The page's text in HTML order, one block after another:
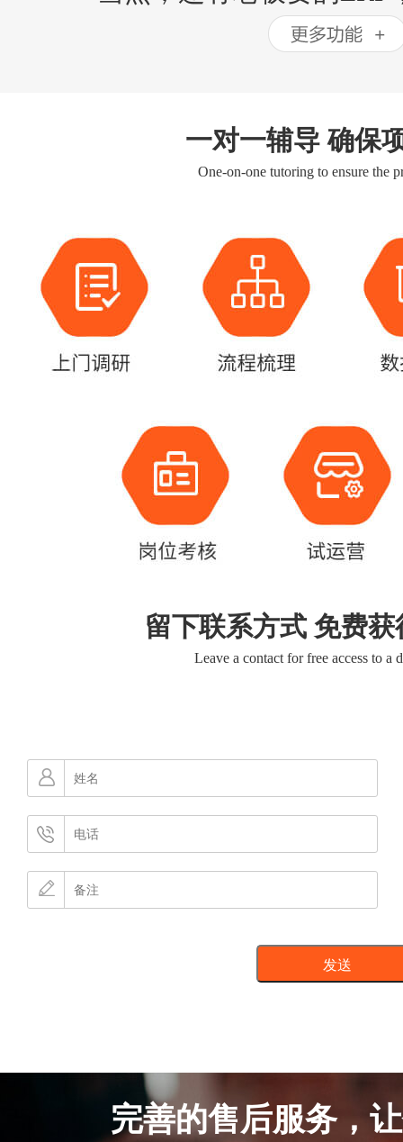
一对一辅导 确保
One-on-one tutoring to ensure the
留下联系方式 免费
Leave a contact for free access to a
完善的售后服务，